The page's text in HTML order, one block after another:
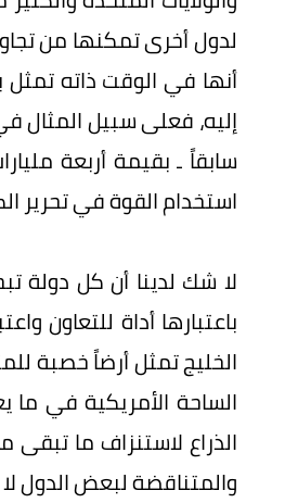
لدول أخرى تمكنها من تجاوز
أنها في الوقت ذاته تمثل
إليه، فعلى سبيل المثال
سابقاً ـ بقيمة أربعة
استخدام القوة في تحرير
لا شك لدينا أن كل دولة
باعتبارها أداة للتعاون
الخليج تمثل أرضاً خصبة
الساحة الأمريكية في ما
الذراع لاستنزاف ما
والمتناقضة لبعض الدول